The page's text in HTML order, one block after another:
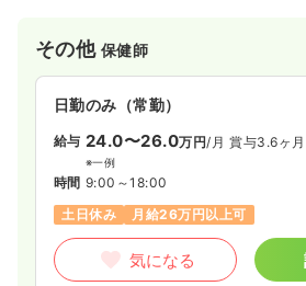
その他 保健師
日勤のみ（常勤）
給与 24.0〜26.0万円/月 賞与3.6ヶ月
※一例
時間 9:00～18:00
土日休み
月給26万円以上可
気になる